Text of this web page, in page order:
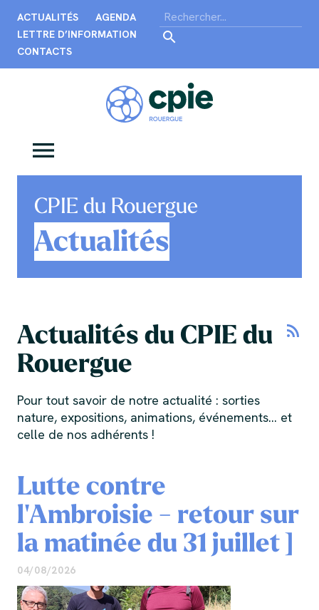
ACTUALITÉS
AGENDA
LETTRE D’INFORMATION
CONTACTS
CPIE du Rouergue
Actualités
rss_feed
Actualités du CPIE du
Rouergue
Pour tout savoir de notre actualité : sorties
nature, expositions, animations, événements... et
celle de nos adhérents !
Lutte contre
l'Ambroisie - retour sur
la matinée du 31 juillet ]
04/08/2026